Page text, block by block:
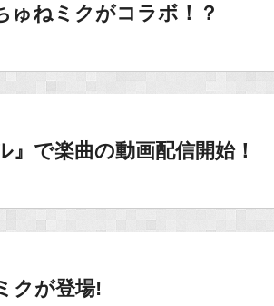
ゅねミクがコラボ！？
で楽曲の動画配信開始！
クが登場!